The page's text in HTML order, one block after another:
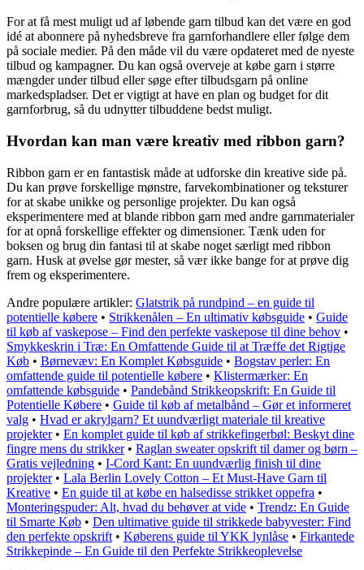
For at få mest muligt ud af løbende garn tilbud kan det være en god
idé at abonnere på nyhedsbreve fra garnforhandlere eller følge dem
på sociale medier. På den måde vil du være opdateret med de nyeste
tilbud og kampagner. Du kan også overveje at købe garn i større
mængder under tilbud eller søge efter tilbudsgarn på online
markedspladser. Det er vigtigt at have en plan og budget for dit
garnforbrug, så du udnytter tilbuddene bedst muligt.
Hvordan kan man være kreativ med ribbon garn?
Ribbon garn er en fantastisk måde at udforske din kreative side på.
Du kan prøve forskellige mønstre, farvekombinationer og teksturer
for at skabe unikke og personlige projekter. Du kan også
eksperimentere med at blande ribbon garn med andre garnmaterialer
for at opnå forskellige effekter og dimensioner. Tænk uden for
boksen og brug din fantasi til at skabe noget særligt med ribbon
garn. Husk at øvelse gør mester, så vær ikke bange for at prøve dig
frem og eksperimentere.
Andre populære artikler: Glatstrik på rundpind – en guide til
potentielle købere • Strikkenålen – En ultimativ købsguide • Guide
til køb af vaskepose – Find den perfekte vaskepose til dine behov •
Smykkeskrin i Træ: En Omfattende Guide til at Træffe det Rigtige
Køb • Børnevæv: En Komplet Købsguide • Bogstav perler: En
omfattende guide til potentielle købere • Klistermærker: En
omfattende købsguide • Pandebånd Strikkeopskrift: En Guide til
Potentielle Købere • Guide til køb af metalbånd – Gør et informeret
valg • Hvad er akrylgarn? Et uundværligt materiale til kreative
projekter• En komplet guide til køb af strikkefingerbøl: Beskyt dine
fingre mens du strikker• Raglan sweater opskrift til damer og børn –
Gratis vejledning • I-Cord Kant: En uundværlig finish til dine
projekter• Lala Berlin Lovely Cotton – Et Must-Have Garn til
Kreative • En guide til at købe en halsedisse strikket oppefra •
Monteringspuder: Alt, hvad du behøver at vide • Trendz: En Guide
til Smarte Køb • Den ultimative guide til strikkede babyvester: Find
den perfekte opskrift • Køberens guide til YKK lynlåse • Firkantede
Strikkepinde – En Guide til den Perfekte Strikkeoplevelse